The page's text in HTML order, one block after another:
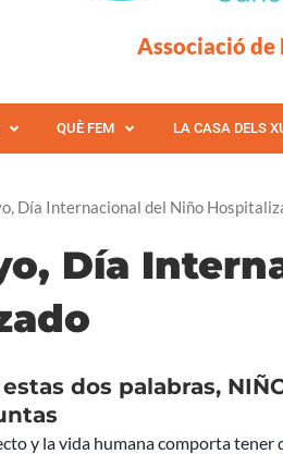
Associació de
QUÈ FEM LA CASA DELS
Día Internacional del Niño
Día
dos palabras,
y la vida humana comporta